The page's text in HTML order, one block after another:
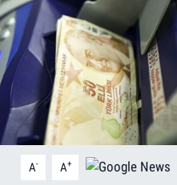
A- A+